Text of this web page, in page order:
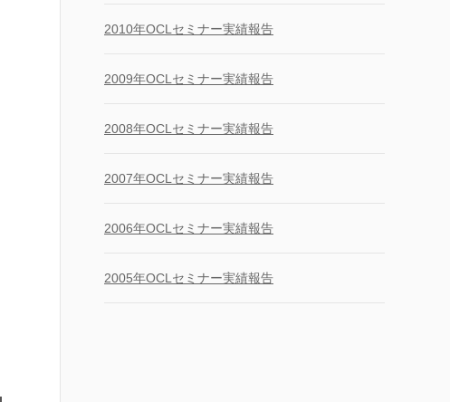
2010年OCLセミナー実績報告
2009年OCLセミナー実績報告
2008年OCLセミナー実績報告
2007年OCLセミナー実績報告
2006年OCLセミナー実績報告
2005年OCLセミナー実績報告